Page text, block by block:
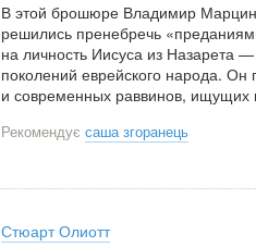
В этой брошюре Владимир
решились пренебречь
на личность Иисуса из Назарета
поколений еврейского народа. Он
и современных раввинов, ищущих
Рекомендує саша згоранець
Стюарт Олиотт